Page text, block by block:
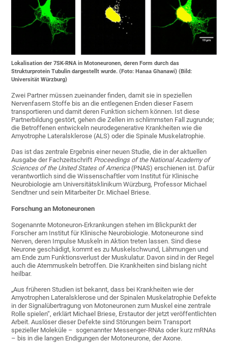
Lokalisation der 7SK-RNA in Motoneuronen, deren Form durch das
Strukturprotein Tubulin dargestellt wurde. (Foto: Hanaa Ghanawi) (Bild:
Universität Würzburg)
Zwei Partner müssen zueinander finden, damit sie in speziellen
Nervenfasern Stoffe bis an die entlegenen Enden dieser Fasern
transportieren und damit deren Funktion sichern können. Ist diese
Partnerbildung gestört, gehen die Zellen im schlimmsten Fall zugrunde;
die Betroffenen entwickeln neurodegenerative Krankheiten wie die
Amyotrophe Lateralsklerose (ALS) oder die Spinale Muskelatrophie.
Das ist das zentrale Ergebnis einer neuen Studie, die in der aktuellen
Ausgabe der Fachzeitschrift Proceedings of the National Academy of
Sciences of the United States of America (PNAS) erschienen ist. Dafür
verantwortlich sind die Wissenschaftler vom Institut für Klinische
Neurobiologie am Universitätsklinikum Würzburg, Professor Michael
Sendtner und sein Mitarbeiter Dr. Michael Briese.
Forschung an Motoneuronen
Sogenannte Motoneuron-Erkrankungen stehen im Blickpunkt der
Forscher am Institut für Klinische Neurobiologie. Motoneurone sind
Nerven, deren Impulse Muskeln in Aktion treten lassen. Sind diese
Neurone geschädigt, kommt es zu Muskelschwund, Lähmungen und
am Ende zum Funktionsverlust der Muskulatur. Davon sind in der Regel
auch die Atemmuskeln betroffen. Die Krankheiten sind bislang nicht
heilbar.
„Aus früheren Studien ist bekannt, dass bei Krankheiten wie der
Amyotrophen Lateralsklerose und der Spinalen Muskelatrophie Defekte
in der Signalübertragung von Motoneuronen zum Muskel eine zentrale
Rolle spielen“, erklärt Michael Briese, Erstautor der jetzt veröffentlichten
Arbeit. Auslöser dieser Defekte sind Störungen beim Transport
spezieller Moleküle – sogenannter Messenger-RNAs oder kurz mRNAs
– bis in die langen Endigungen der Motoneurone, der Axone.